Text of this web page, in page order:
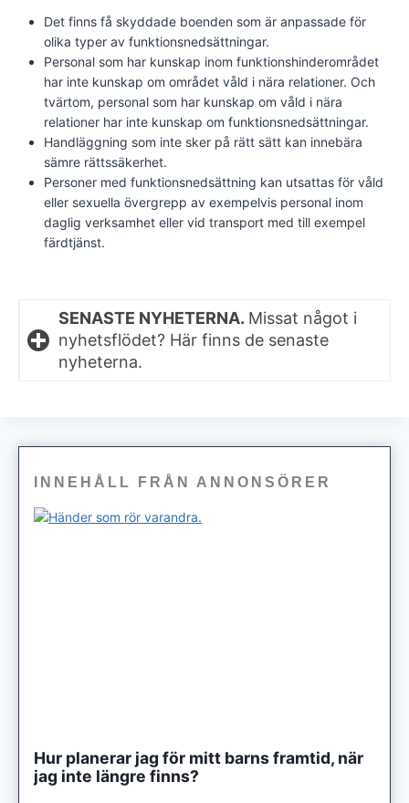
Det finns få skyddade boenden som är anpassade för
olika typer av funktionsnedsättningar.
Personal som har kunskap inom funktionshinderområdet
har inte kunskap om området våld i nära relationer. Och
tvärtom, personal som har kunskap om våld i nära
relationer har inte kunskap om funktionsnedsättningar.
Handläggning som inte sker på rätt sätt kan innebära
sämre rättssäkerhet.
Personer med funktionsnedsättning kan utsattas för våld
eller sexuella övergrepp av exempelvis personal inom
daglig verksamhet eller vid transport med till exempel
färdtjänst.
SENASTE NYHETERNA. Missat något i
nyhetsflödet? Här finns de senaste
nyheterna.
INNEHÅLL FRÅN ANNONSÖRER
Hur planerar jag för mitt barns framtid, när
jag inte längre finns?